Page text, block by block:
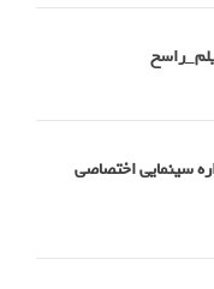
سینمایی اختصاصی